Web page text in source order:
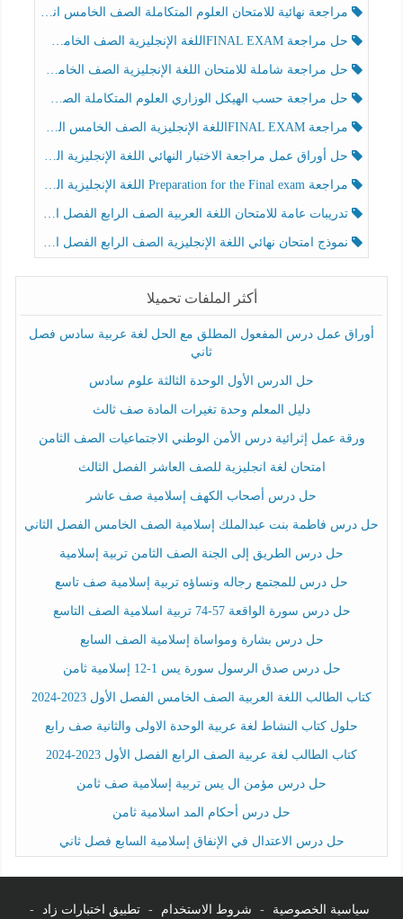
مراجعة نهائية للامتحان العلوم المتكاملة الصف الخامس انسبير الفصل الثالث
حل مراجعة FINAL EXAMاللغة الإنجليزية الصف الخامس الفصل الثالث
حل مراجعة شاملة للامتحان اللغة الإنجليزية الصف الخامس الفصل الثالث
حل مراجعة حسب الهيكل الوزاري العلوم المتكاملة الصف الخامس عام الفصل الثالث
مراجعة FINAL EXAMاللغة الإنجليزية الصف الخامس الفصل الثالث
حل أوراق عمل مراجعة الاختبار النهائي اللغة الإنجليزية الصف الرابع الفصل الثالث
مراجعة Preparation for the Final exam اللغة الإنجليزية الصف الرابع الفصل الثالث
تدريبات عامة للامتحان اللغة العربية الصف الرابع الفصل الثالث
نموذج امتحان نهائي اللغة الإنجليزية الصف الرابع الفصل الثالث
أكثر الملفات تحميلا
أوراق عمل درس المفعول المطلق مع الحل لغة عربية سادس فصل
ثاني
حل الدرس الأول الوحدة الثالثة علوم سادس
دليل المعلم وحدة تغيرات المادة صف ثالث
ورقة عمل إثرائية درس الأمن الوطني الاجتماعيات الصف الثامن
امتحان لغة انجليزية للصف العاشر الفصل الثالث
حل درس أصحاب الكهف إسلامية صف عاشر
حل درس فاطمة بنت عبدالملك إسلامية الصف الخامس الفصل الثاني
حل درس الطريق إلى الجنة الصف الثامن تربية إسلامية
حل درس للمجتمع رجاله ونساؤه تربية إسلامية صف تاسع
حل درس سورة الواقعة 57-74 تربية اسلامية الصف التاسع
حل درس بشارة ومواساة إسلامية الصف السابع
حل درس صدق الرسول سورة يس 1-12 إسلامية ثامن
كتاب الطالب اللغة العربية الصف الخامس الفصل الأول 2023-2024
حلول كتاب النشاط لغة عربية الوحدة الاولى والثانية صف رابع
كتاب الطالب لغة عربية الصف الرابع الفصل الأول 2023-2024
حل درس مؤمن ال يس تربية إسلامية صف ثامن
حل درس أحكام المد اسلامية ثامن
حل درس الاعتدال في الإنفاق إسلامية السابع فصل ثاني
سياسية الخصوصية - شروط الاستخدام - تطبيق اختبارات زاد -